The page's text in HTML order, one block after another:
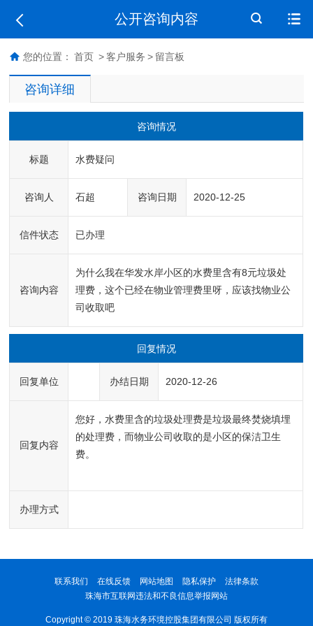
公开咨询内容
您的位置： 首页 > 客户服务 > 留言板
咨询详细
咨询情况
标题 水费疑问
咨询人 石超 咨询日期 2020-12-25
信件状态 已办理
咨询内容
为什么我在华发水岸小区的水费里含有8元垃圾处
理费，这个已经在物业管理费里呀，应该找物业公
司收取吧
回复情况
回复单位 办结日期 2020-12-26
回复内容
您好，水费里含的垃圾处理费是垃圾最终焚烧填埋
的处理费，而物业公司收取的是小区的保洁卫生
费。
办理方式
联系我们 在线反馈 网站地图 隐私保护
法律条款
珠海市互联网违法和不良信息举报网站
Copyright © 2019 珠海水务环境控股集团有限公司 版权所有